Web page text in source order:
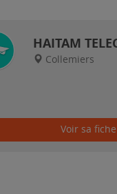
HAITAM
Collemiers
Voir sa fiche